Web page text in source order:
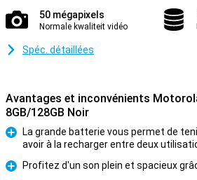
50 mégapixels
Normale kwaliteit vidéo
Spéc. détaillées
Avantages et inconvénients
8GB/128GB Noir
Pour
La grande batterie vous permet de
avoir à la recharger entre deux
Pour
Profitez d'un son plein et spacieux